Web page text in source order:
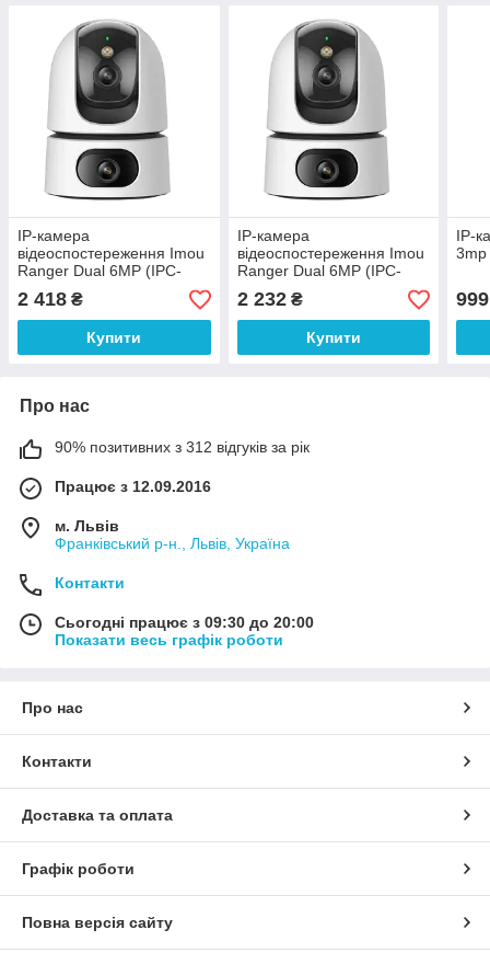
IP-камера
відеоспостереження Imou
Ranger Dual 6MP (IPC-
2 418 ₴
Купити
IP-камера
відеоспостереження Imou
Ranger Dual 6MP (IPC-
2 232₴
Купити
IP-
3mp
999
Про нас
90% позитивних з 312 відгуків за рік
Працює з 12.09.2016
м. Львів
Франківський р-н., Львів, Україна
Контакти
Сьогодні працює з 09:30 до 20:00
Показати весь графік роботи
Про нас
Контакти
Доставка та оплата
Графік роботи
Повна версія сайту